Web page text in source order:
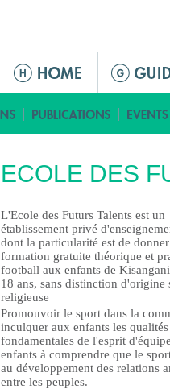
M
i
n
e
u
ECOLE DES
L'Ecole des Futurs Talents est un
établissement privé
dont la particularité est de
formation gratuite théorique et
football aux enfants de
18 ans, sans distinction d'origine
religieuse
Promouvoir le sport dans la
inculquer aux enfants les qualités
fondamentales de l'esprit
enfants à comprendre que le
au développement des relations
entre les peuples.